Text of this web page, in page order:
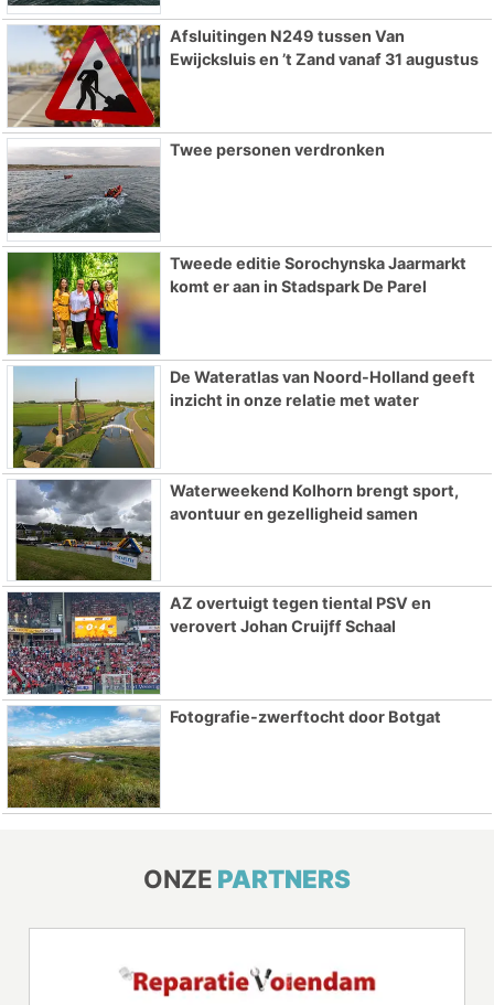
Afsluitingen N249 tussen Van
Ewijcksluis en ’t Zand vanaf 31 augustus
Twee personen verdronken
Tweede editie Sorochynska Jaarmarkt
komt er aan in Stadspark De Parel
De Wateratlas van Noord-Holland geeft
inzicht in onze relatie met water
Waterweekend Kolhorn brengt sport,
avontuur en gezelligheid samen
AZ overtuigt tegen tiental PSV en
verovert Johan Cruijff Schaal
Fotografie-zwerftocht door Botgat
ONZE PARTNERS